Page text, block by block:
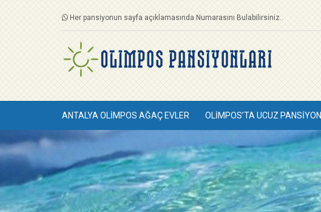
Her pansiyonun sayfa açıklamasında Numarasını Bulabilirsiniz..
ANTALYA OLIMPOS AĞAÇ EVLER OLIMPOS’TA UCUZ PANSIYON